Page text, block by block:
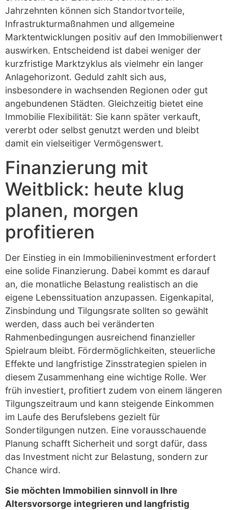
Jahrzehnten können sich Standortvorteile,
Infrastrukturmaßnahmen und allgemeine
Marktentwicklungen positiv auf den Immobilienwert
auswirken. Entscheidend ist dabei weniger der
kurzfristige Marktzyklus als vielmehr ein langer
Anlagehorizont. Geduld zahlt sich aus,
insbesondere in wachsenden Regionen oder gut
angebundenen Städten. Gleichzeitig bietet eine
Immobilie Flexibilität: Sie kann später verkauft,
vererbt oder selbst genutzt werden und bleibt
damit ein vielseitiger Vermögenswert.
Finanzierung mit
Weitblick: heute klug
planen, morgen
profitieren
Der Einstieg in ein Immobilieninvestment erfordert
eine solide Finanzierung. Dabei kommt es darauf
an, die monatliche Belastung realistisch an die
eigene Lebenssituation anzupassen. Eigenkapital,
Zinsbindung und Tilgungsrate sollten so gewählt
werden, dass auch bei veränderten
Rahmenbedingungen ausreichend finanzieller
Spielraum bleibt. Fördermöglichkeiten, steuerliche
Effekte und langfristige Zinsstrategien spielen in
diesem Zusammenhang eine wichtige Rolle. Wer
früh investiert, profitiert zudem von einem längeren
Tilgungszeitraum und kann steigende Einkommen
im Laufe des Berufslebens gezielt für
Sondertilgungen nutzen. Eine vorausschauende
Planung schafft Sicherheit und sorgt dafür, dass
das Investment nicht zur Belastung, sondern zur
Chance wird.
Sie möchten Immobilien sinnvoll in Ihre
Altersvorsorge integrieren und langfristig